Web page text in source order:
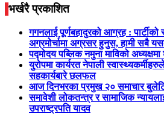
भर्खरै प्रकाशित
गगनलाई पूर्णबहादुरको आग्रह : पार्टीको
अग्रमोर्चामा अग्रसर हुनुस, हामी सबै
पद्मोदय पब्लिक नमुना माविको
युरोपमा कार्यरत नेपाली
सहकार्यबारे छलफल
आज दिनभरका प्रमुख २० समाचार
समावेशी लोकतन्त्र र सामाजिक न्यायलाई
उपराष्ट्रपति यादव